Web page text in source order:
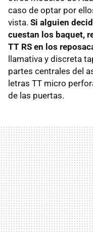
caso de optar por
vista. Si alguien
cuestan los baquet,
TT RS en los
llamativa y discreta
partes centrales del
letras TT micro
de las puertas.